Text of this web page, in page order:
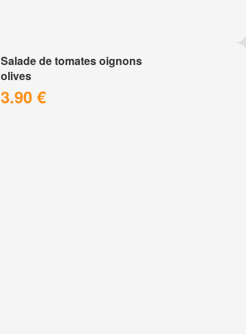
Salade de tomates oignons
olives
3.90 €